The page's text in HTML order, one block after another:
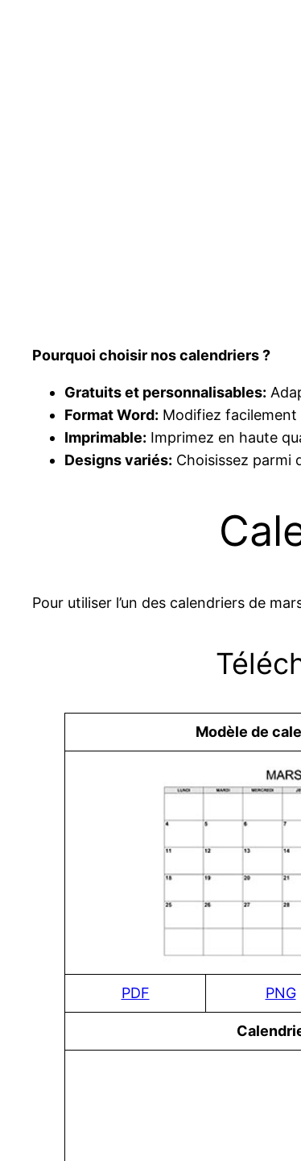
Pourquoi choisir nos calendriers ?
Gratuits et personnalisables:
Format Word: Modifiez facilement
Imprimable: Imprimez en haute
Designs variés: Choisissez parmi
Pour utiliser l’un des calendriers de
Modèle de
PDF PNG